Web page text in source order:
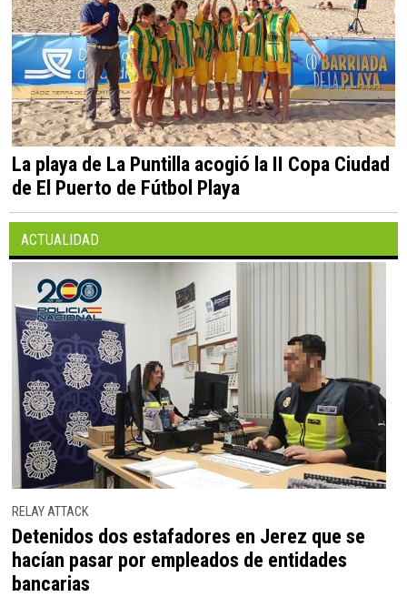
La playa de La Puntilla acogió la II Copa Ciudad
de El Puerto de Fútbol Playa
ACTUALIDAD
RELAY ATTACK
Detenidos dos estafadores en Jerez que se
hacían pasar por empleados de entidades
bancarias